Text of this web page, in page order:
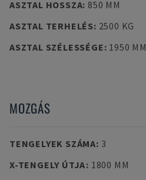
ASZTAL HOSSZA: 850 MM
ASZTAL TERHELÉS: 2500 KG
ASZTAL SZÉLESSÉGE: 1950 MM
MOZGÁS
TENGELYEK SZÁMA: 3
X-TENGELY ÚTJA: 1800 MM